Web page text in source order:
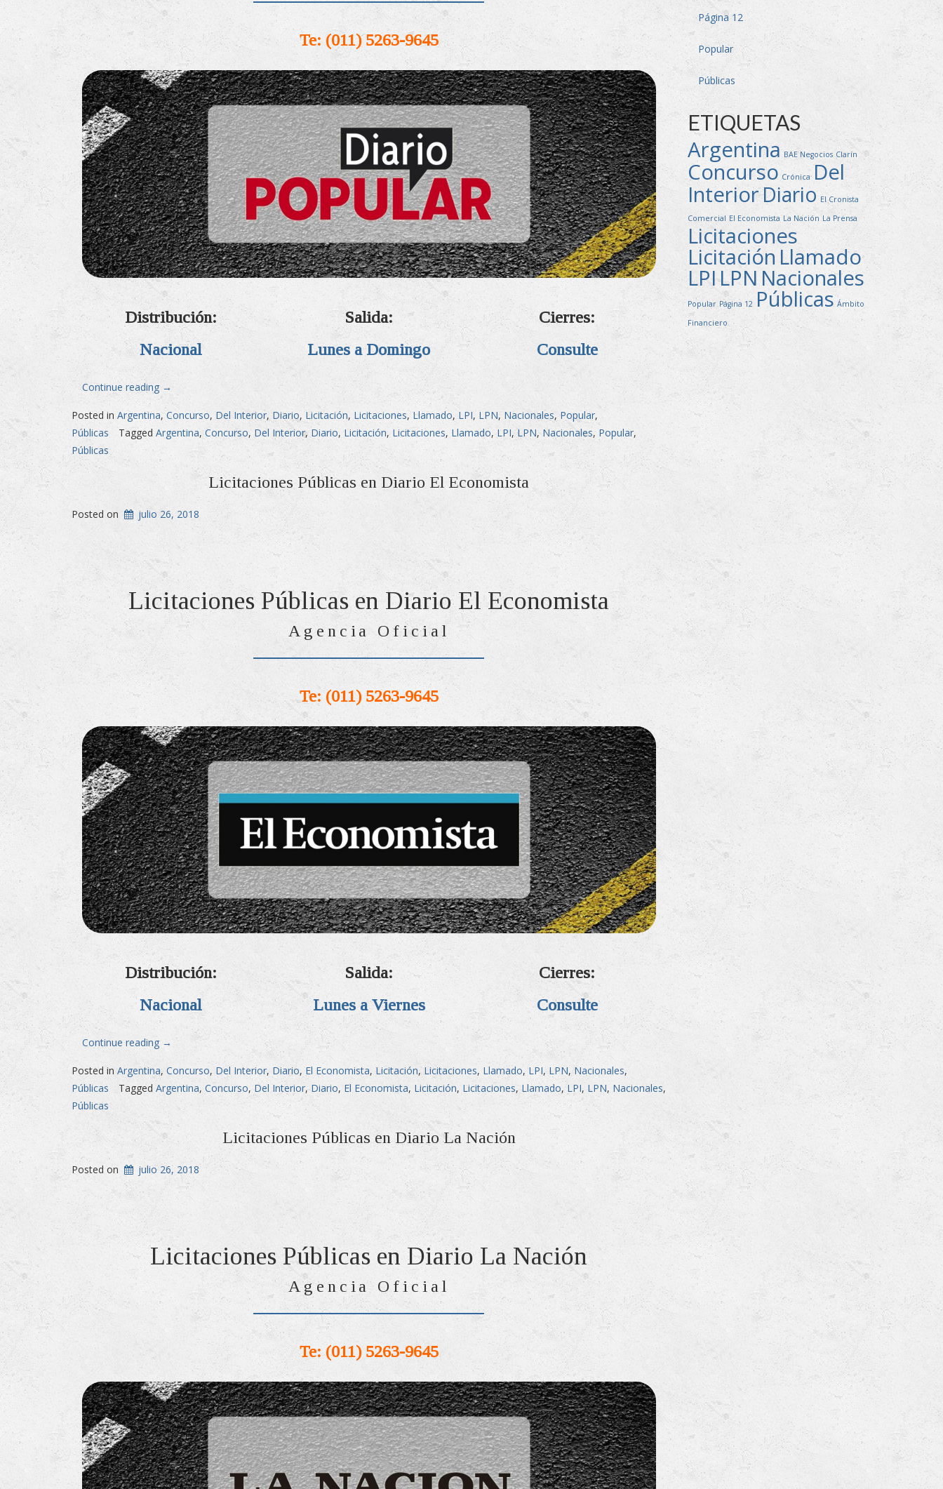
Te: (011) 5263-9645
Distribución:
Nacional
Salida:
Lunes a Domingo
Cierres:
Consulte
Continue reading «Licitaciones
Públicas
en
Diario
Popular»
→
Posted in Argentina, Concurso, Del Interior, Diario, Licitación, Licitaciones, Llamado, LPI, LPN, Nacionales, Popular,
Públicas
Tagged Argentina, Concurso, Del Interior, Diario, Licitación, Licitaciones, Llamado, LPI, LPN, Nacionales, Popular,
Públicas
Licitaciones Públicas en Diario El Economista
Posted on julio 26, 2018
Licitaciones Públicas en Diario El Economista
Agencia Oficial
Te: (011) 5263-9645
Distribución:
Nacional
Salida:
Lunes a Viernes
Cierres:
Consulte
Continue reading «Licitaciones
Públicas
en
Diario
El
Economista»
→
Posted in Argentina, Concurso, Del Interior, Diario, El Economista, Licitación, Licitaciones, Llamado, LPI,LPN, Nacionales,
Públicas
Tagged Argentina, Concurso, Del Interior, Diario, El Economista, Licitación, Licitaciones, Llamado, LPI, LPN, Nacionales,
Públicas
Licitaciones Públicas en Diario La Nación
Posted on julio 26, 2018
Licitaciones Públicas en Diario La Nación
Agencia Oficial
Te: (011) 5263-9645
Página 12
Popular
Públicas
ETIQUETAS
Argentina BAE Negocios Clarín
Concurso Crónica Del
InteriorDiario El Cronista
Comercial El Economista La Nación La Prensa
Licitaciones
Licitación Llamado
LPILPN Nacionales
Popular Página 12 Públicas Ámbito
Financiero